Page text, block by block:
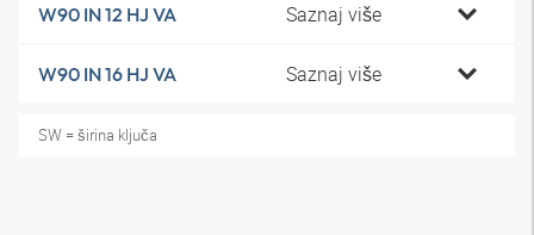
W90 IN 12 HJ VA Saznaj više
W90 IN 16 HJ VA Saznaj više
SW = širina ključa